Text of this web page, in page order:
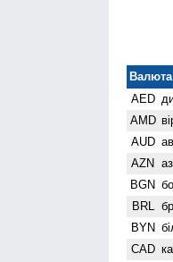
Валюта
AED
AMD
AUD
AZN
BGN
BRL
BYN
CAD